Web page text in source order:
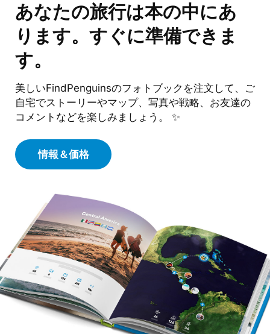
あなたの旅行は本の中にあ
ります。すぐに準備できま
す。
美しいFindPenguinsのフォトブックを注文して、ご
自宅でストーリーやマップ、写真や戦略、お友達の
コメントなどを楽しみましょう。 ✨
情報＆価格